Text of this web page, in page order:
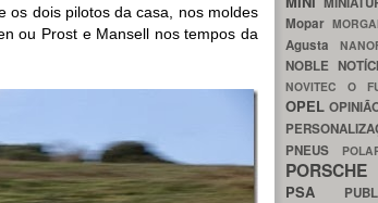
os dois pilotos da casa, nos moldes
ou Prost e Mansell nos tempos da
Mopar
Agusta
NOBLE
NOVITEC O
OPEL
PNEUS
PORSCHE
PSA